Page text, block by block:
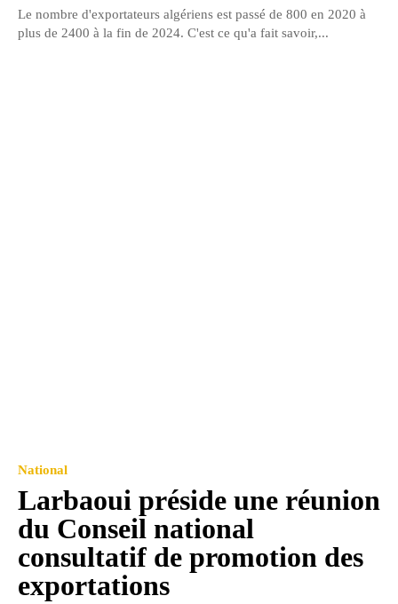
Le nombre d'exportateurs algériens est passé de 800 en 2020 à
plus de 2400 à la fin de 2024. C'est ce qu'a fait savoir,...
National
Larbaoui préside une réunion
du Conseil national
consultatif de promotion des
exportations